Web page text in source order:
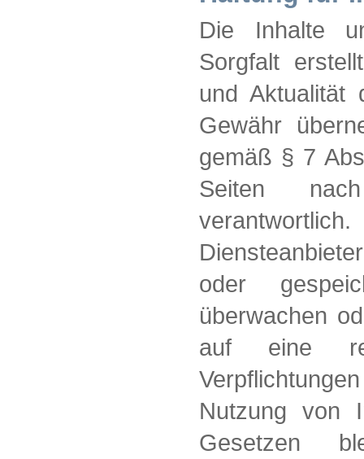
Die Inhalte
Sorgfalt
und Aktualität
Gewähr
gemäß § 7
Seiten
oder
überwachen
auf eine
Nutzung von
Gesetzen